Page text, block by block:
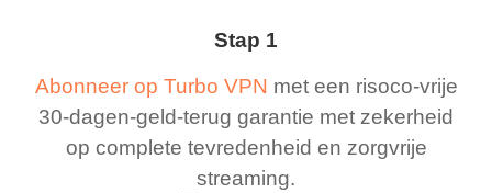
Stap 1
Abonneer op Turbo VPN met een risoco-vrije
30-dagen-geld-terug garantie met zekerheid
op complete tevredenheid en zorgvrije
streaming.